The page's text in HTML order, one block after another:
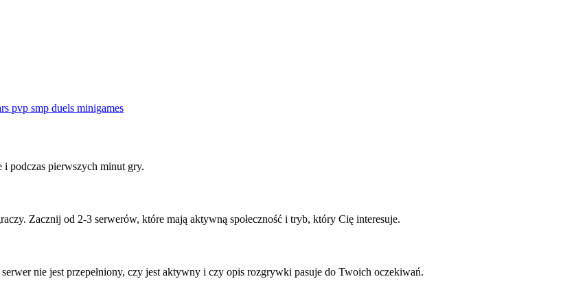
pvp smp duels minigames
podczas pierwszych minut gry.
Zacznij od 2-3 serwerów, które mają aktywną społeczność i tryb, który Cię interesuje.
nie jest przepełniony, czy jest aktywny i czy opis rozgrywki pasuje do Twoich oczekiwań.